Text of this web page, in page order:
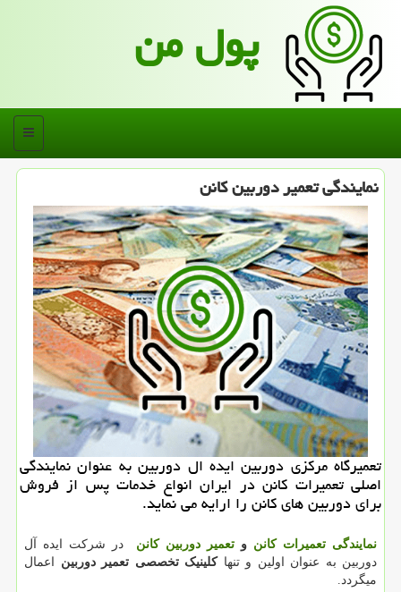
پول من
منو
نمایندگی تعمیر دوربین كانن
تعمیرگاه مركزی دوربین ایده ال دوربین به عنوان نمایندگی
اصلی تعمیرات كانن در ایران انواع خدمات پس از فروش
برای دوربین های كانن را ارایه می نماید.
نمایندگی تعمیرات کانن و تعمیر دوربین کانن
در شرکت ایده آل
دوربین به عنوان اولین و تنها کلینیک تخصصی تعمیر دوربین اعمال
میگردد.